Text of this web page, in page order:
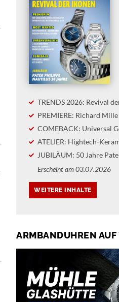
TRENDS 2026: Revival
PREMIERE: Richard
COMEBACK: Universal
ATELIER: Hightech-
JUBILÄUM: 50 Jahre
Erscheint am 03.07.2026
ARMBANDUHREN AUF